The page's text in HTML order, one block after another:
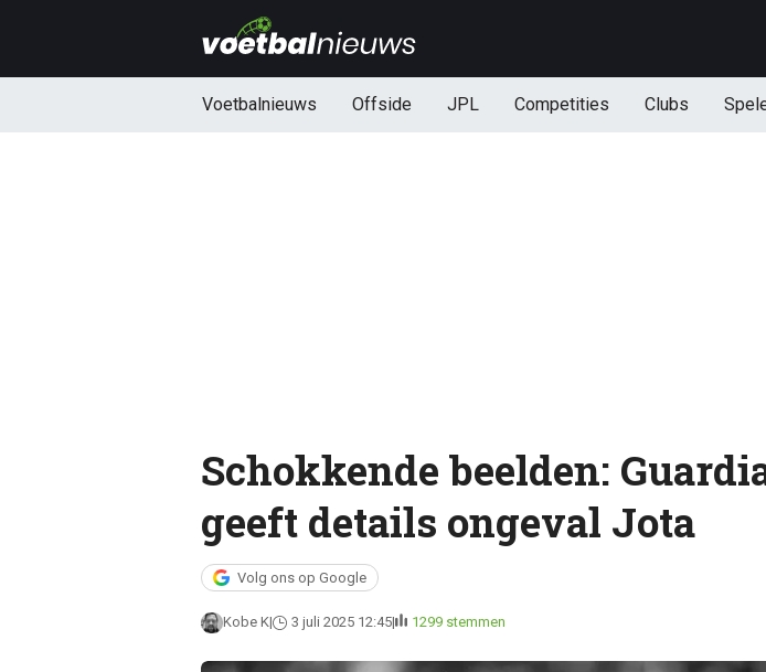
Voetbalnieuws Offside JPL Competities Clubs
Schokkende beelden:
geeft details ongeval Jota
Volg ons op Google
Kobe K 3 juli 2025 12:45 1299 stemmen